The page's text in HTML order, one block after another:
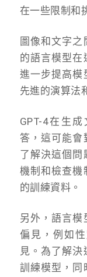
在一些限制和
圖像和文字
的語言模型在
進一步提高模
先進的演算法
GPT-4在生
答，這可能會
了解決這個問
機制和檢查機
的訓練資料。
另外，語言模
偏見，例如
見。為了解
訓練模型，同